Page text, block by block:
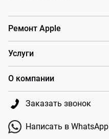
Заказать звонок
Написать в WhatsApp
Ремонт Apple
Услуги
О компании